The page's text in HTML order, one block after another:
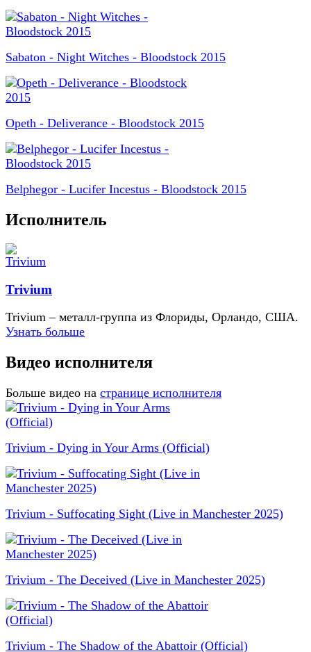
Sabaton - Night Witches - Bloodstock 2015
Opeth - Deliverance - Bloodstock 2015
Belphegor - Lucifer Incestus - Bloodstock 2015
Исполнитель
Trivium
Trivium – металл-группа из Флориды, Орландо, США.
Узнать больше
Видео исполнителя
Больше видео на странице исполнителя
Trivium - Dying in Your Arms (Official)
Trivium - Suffocating Sight (Live in Manchester 2025)
Trivium - The Deceived (Live in Manchester 2025)
Trivium - The Shadow of the Abattoir (Official)